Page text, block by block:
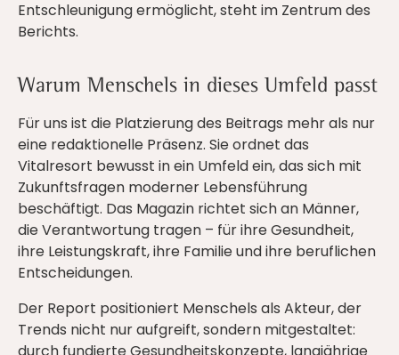
Entschleunigung ermöglicht, steht im Zentrum des
Berichts.
Warum Menschels in dieses Umfeld passt
Für uns ist die Platzierung des Beitrags mehr als nur
eine redaktionelle Präsenz. Sie ordnet das
Vitalresort bewusst in ein Umfeld ein, das sich mit
Zukunftsfragen moderner Lebensführung
beschäftigt. Das Magazin richtet sich an Männer,
die Verantwortung tragen – für ihre Gesundheit,
ihre Leistungskraft, ihre Familie und ihre beruflichen
Entscheidungen.
Der Report positioniert Menschels als Akteur, der
Trends nicht nur aufgreift, sondern mitgestaltet: